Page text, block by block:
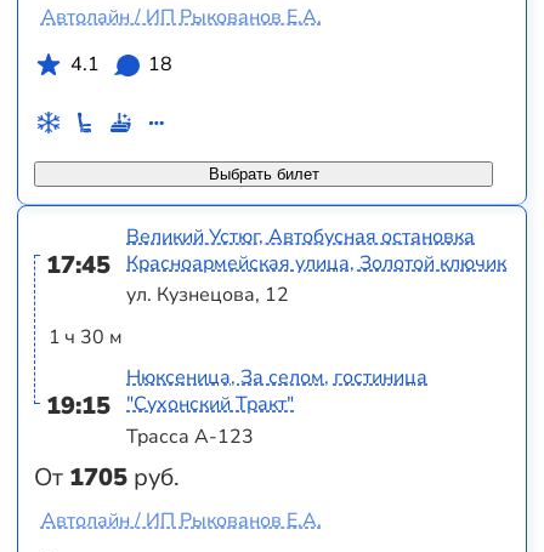
Выбрать билет
Автолайн / ИП Рыкованов Е.А.
4.1
18
17:45
1 ч 30 м
19:15
От 1705 руб.
Великий Устюг, Автобусная остановка
Красноармейская улица, Золотой ключик
ул. Кузнецова, 12
Нюксеница, За селом, гостиница
"Сухонский Тракт"
Трасса А-123
Автолайн / ИП Рыкованов Е.А.